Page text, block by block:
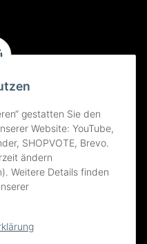
gestatten Sie den
Website: YouTube,
SHOPVOTE, Brevo.
ändern
Weitere Details finden